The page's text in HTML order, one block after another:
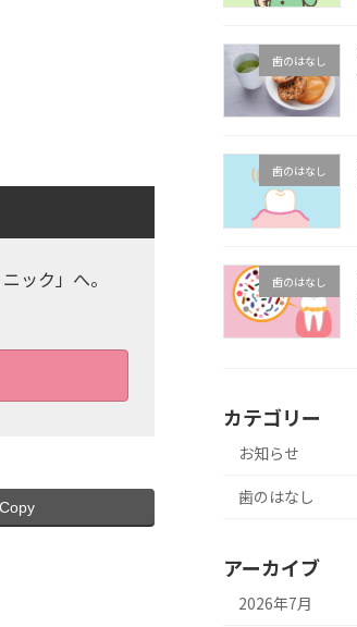
ック」へ。
Copy
歯のはなし
歯のはなし
歯のはなし
カテゴリー
お知らせ
歯のはなし
アーカイブ
2026年7月